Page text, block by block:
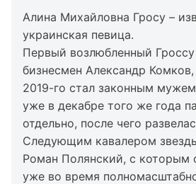
Алина Михайловна Гросу –
украинская певица.
Первый возлюбленный
бизнесмен Александр
2019-го стал законным
уже в декабре того же года
отдельно, после чего
Следующим кавалером
Роман Полянский, с которым
уже во время